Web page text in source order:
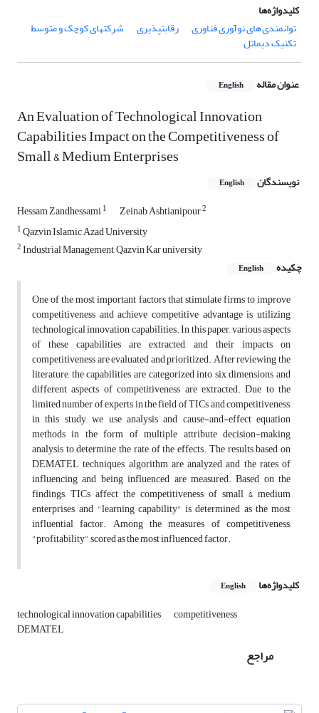
کلیدواژه‌ها
توانمندی های نوآوری فناوری
رقابت‎پذیری‎ شرکتهای کوچک و متوسط
تکنیک دیماتل
عنوان مقاله English
An Evaluation of Technological Innovation
Capabilities Impact on the Competitiveness of
Small & Medium Enterprises
نویسندگان English
Hessam Zandhessami1 Zeinab Ashtianipour2
1Qazvin Islamic Azad University
2Industrial Management, Qazvin Kar university
چکیده
English
One of the most important factors that stimulate firms to improve
competitiveness and achieve competitive advantage is utilizing
technological innovation capabilities. In this paper, various aspects
of these capabilities are extracted, and their impacts on
competitiveness are evaluated and prioritized. After reviewing the
literature, the capabilities are categorized into six dimensions and
different aspects of competitiveness are extracted. Due to the
limited number of experts in the field of TICs and competitiveness,
in this study, we use analysis and cause-and-effect equation
methods in the form of multiple attribute decision-making
analysis to determine the rate of the effects. The results based on
DEMATEL techniques algorithm are analyzed and the rates of
influencing and being influenced are measured. Based on the
findings, TICs affect the competitiveness of small & medium
enterprises, and "learning capability" is determined as the most
influential factor. Among the measures of competitiveness,
"profitability" scored as the most influenced factor.
کلیدواژه‌ها English
technological innovation capabilities competitiveness
DEMATEL
مراجع